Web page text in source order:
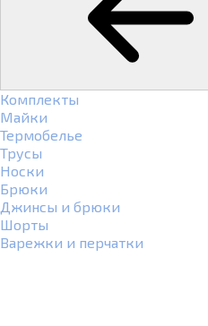
Комплекты
Майки
Термобелье
Трусы
Носки
Брюки
Джинсы и брюки
Шорты
Варежки и перчатки